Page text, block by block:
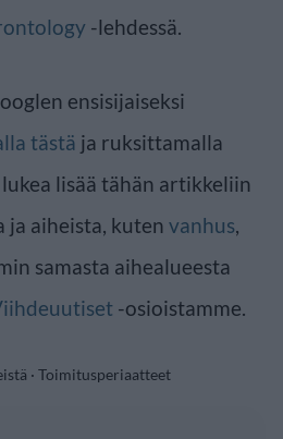
-lehdessä.
ensisijaiseksi
tästä ja ruksittamalla
lisää tähän artikkeliin
aiheista, kuten vanhus,
samasta aihealueesta
-osioistamme.
· Toimitusperiaatteet